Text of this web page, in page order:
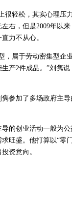
轻松，其实心理压力
右，但是2009年以
力不从心。
属于劳动密集型企业
产2件成品。”刘隽
加了多场政府主导
创业活动一般为公
旺盛。他打算以“零
资意向。